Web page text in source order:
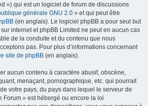
») qui est un logiciel de forum de discussions
générale GNU 2.0 » et qui peut être
(en anglais). Le logiciel phpBB a pour seul but
internet et phpBB Limited ne peut en aucun cas
de la conduite et du contenu que nous
pas. Pour plus d’informations concernant
le site de phpBB (en anglais).
aucun contenu à caractère abusif, obscène,
menaçant, pornographique, etc. qui pourrait
votre pays, du pays dans lequel le serveur de
Forum » est hébergé ou encore la loi